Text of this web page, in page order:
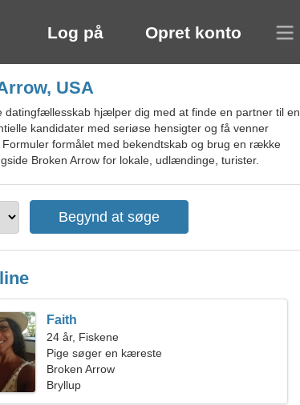
Log på Opret konto
USA
datingfællesskab hjælper dig med at finde en partner til en
kandidater med seriøse hensigter og få venner
formålet med bekendtskab og brug en række
Broken Arrow for lokale, udlændinge, turister.
Faith
24 år, Fiskene
Pige søger en kæreste
Broken Arrow
Bryllup